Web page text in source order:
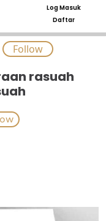
Log Masuk
Daftar
rasuah